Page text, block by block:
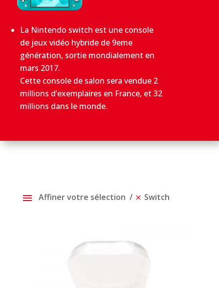
La Nintendo switch est une console
de jeux vidéo hybride de 9eme
génération, sortie mondialement en
mars 2017.
Cette console de salon sera vendue 2
millions d’exemplaires en France, et 32
millions dans le monde.
Affiner votre sélection Switch